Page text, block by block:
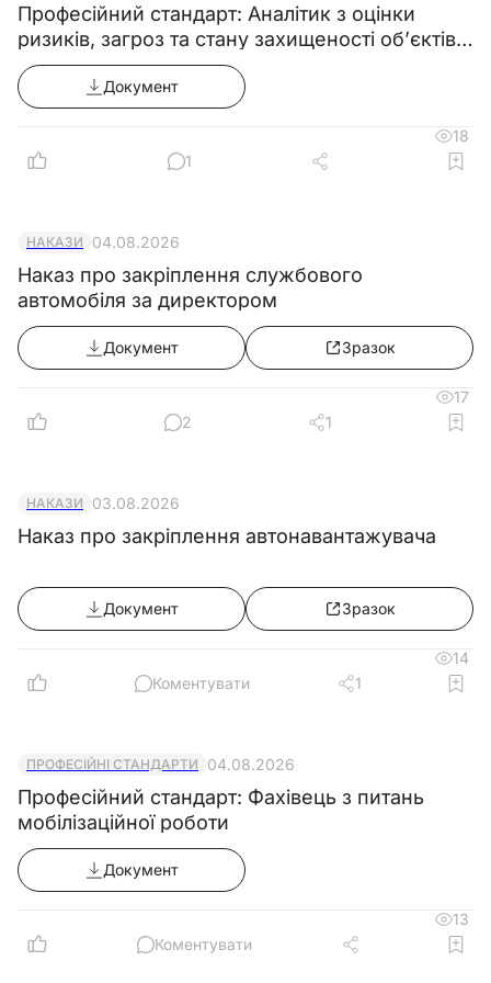
Професійний стандарт: Аналітик з оцінки
ризиків, загроз та стану захищеності об’єктів
критичної інфраструктури
Документ
18
1
НАКАЗИ 04.08.2026
Наказ про закріплення службового
автомобіля за директором
Документ Зразок
17
2
1
НАКАЗИ 03.08.2026
Наказ про закріплення автонавантажувача
Документ Зразок
14
Коментувати
1
ПРОФЕСІЙНІ СТАНДАРТИ 04.08.2026
Професійний стандарт: Фахівець з питань
мобілізаційної роботи
Документ
13
Коментувати